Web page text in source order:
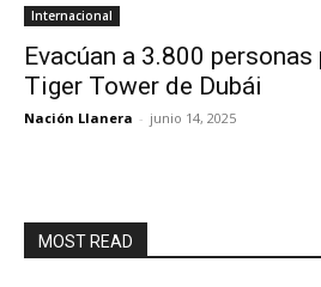
Internacional
Evacúan a 3.800
Tiger Tower de Dubái
Nación Llanera - junio 14, 2025
MOST READ